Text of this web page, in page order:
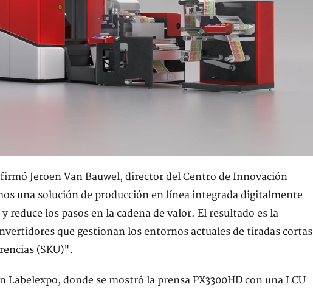
Jeroen Van Bauwel, director del Centro de Innovación
una solución de producción en línea integrada digitalmente
reduce los pasos en la cadena de valor. El resultado es la
que gestionan los entornos actuales de tiradas cortas
(SKU)".
donde se mostró la prensa PX3300HD con una LCU